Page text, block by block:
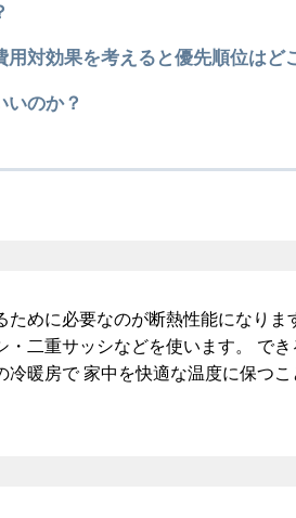
対効果を考えると優先順位はど
いのか？
めに必要なのが断熱性能になり
二重サッシなどを使います。 で
暖房で 家中を快適な温度に保つこ